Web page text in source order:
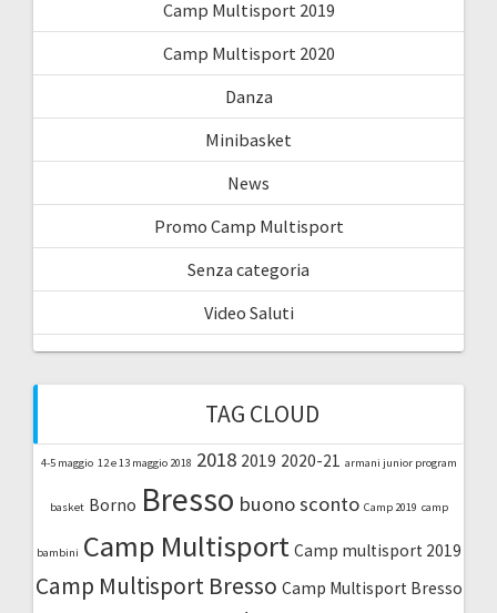
Camp Multisport 2019
Camp Multisport 2020
Danza
Minibasket
News
Promo Camp Multisport
Senza categoria
Video Saluti
TAG CLOUD
4-5 maggio 12 e 13 maggio 2018 2018 2019 2020-21 armani junior program
basket Borno Bresso buono sconto Camp 2019 camp
bambini Camp Multisport Camp multisport 2019
Camp Multisport Bresso Camp Multisport Bresso